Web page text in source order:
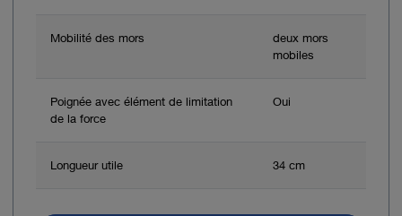
Mobilité des mors
deux mors
mobiles
Poignée avec élément de limitation
de la force
Oui
Longueur utile 34 cm